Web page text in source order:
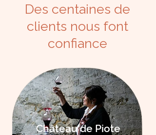
Des centaines de
clients nous font
confiance
Château de Piote